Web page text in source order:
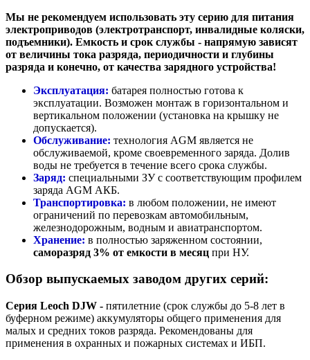
Мы не рекомендуем использовать эту серию для питания
электроприводов (электротранспорт, инвалидные коляски,
подъемники). Емкость и срок службы - напрямую зависят
от величины тока разряда, периодичности и глубины
разряда и конечно, от качества зарядного устройства!
Эксплуатация: батарея полностью готова к
эксплуатации. Возможен монтаж в горизонтальном и
вертикальном положении (установка на крышку не
допускается).
Обслуживание: технология AGM является не
обслуживаемой, кроме своевременного заряда. Долив
воды не требуется в течение всего срока службы.
Заряд: специальными ЗУ с соответствующим профилем
заряда AGM АКБ.
Транспортировка: в любом положении, не имеют
ограничений по перевозкам автомобильным,
железнодорожным, водным и авиатранспортом.
Хранение: в полностью заряженном состоянии,
саморазряд 3% от емкости в месяц при НУ.
Обзор выпускаемых заводом других серий:
Серия Leoch DJW - пятилетние (срок службы до 5-8 лет в
буферном режиме) аккумуляторы общего применения для
малых и средних токов разряда. Рекомендованы для
применения в охранных и пожарных системах и ИБП.